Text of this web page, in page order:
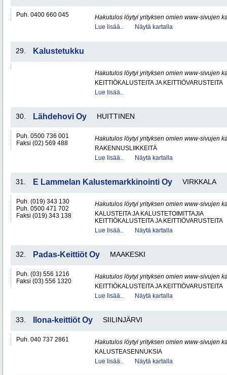
Puh. 0400 660 045
Hakutulos löytyi yrityksen omien www-sivujen
Lue lisää..
Näytä kartalla
29. Kalustetukku
Hakutulos löytyi yrityksen omien www-sivujen
KEITTIÖKALUSTEITA JA KEITTIÖVARUSTEITA
Lue lisää..
30. Lähdehovi Oy HUITTINEN
Puh. 0500 736 001
Faksi (02) 569 488
Hakutulos löytyi yrityksen omien www-sivujen
RAKENNUSLIIKKEITÄ
Lue lisää..
Näytä kartalla
31. E Lammelan Kalustemarkkinointi Oy VIRKKALA
Puh. (019) 343 130
Puh. 0500 471 702
Faksi (019) 343 138
Hakutulos löytyi yrityksen omien www-sivujen
KALUSTEITA JA KALUSTETOIMITTAJIA
KEITTIÖKALUSTEITA JA KEITTIÖVARUSTEITA
Lue lisää..
Näytä kartalla
32. Padas-Keittiöt Oy MAAKESKI
Puh. (03) 556 1216
Faksi (03) 556 1320
Hakutulos löytyi yrityksen omien www-sivujen
KEITTIÖKALUSTEITA JA KEITTIÖVARUSTEITA
Lue lisää..
Näytä kartalla
33. Ilona-keittiöt Oy SIILINJÄRVI
Puh. 040 737 2861
Hakutulos löytyi yrityksen omien www-sivujen
KALUSTEASENNUKSIA
Lue lisää..
Näytä kartalla